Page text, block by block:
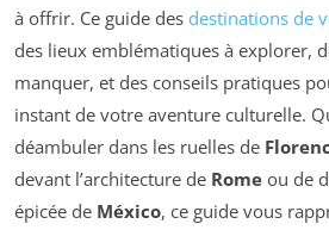
à offrir. Ce guide des destinations de
des lieux emblématiques à explorer,
manquer, et des conseils pratiques
instant de votre aventure culturelle.
déambuler dans les ruelles de
devant l’architecture de Rome ou de
épicée de México, ce guide vous